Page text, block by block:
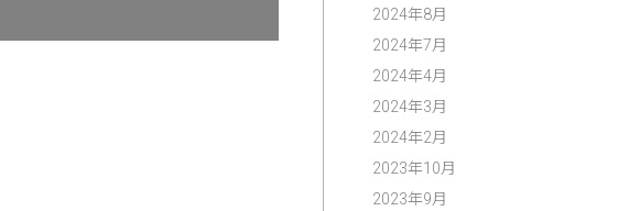
2024年8月
2024年7月
2024年4月
2024年3月
2024年2月
2023年10月
2023年9月